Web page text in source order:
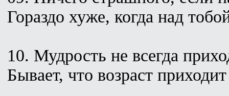
Гораздо хуже, когда над
10. Мудрость не всегда
Бывает, что возраст